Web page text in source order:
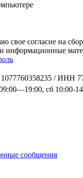
свое согласие на
информационные
/ ИНН
сб 10:00-
сообщения